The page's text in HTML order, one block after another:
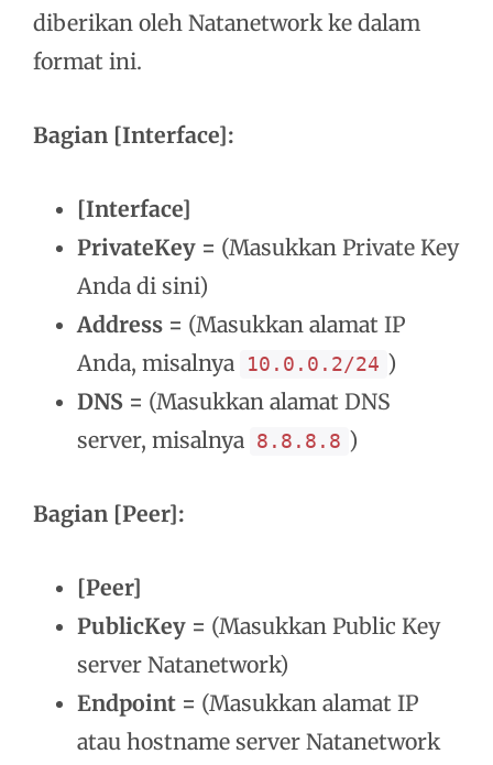
diberikan oleh Natanetwork ke dalam
format ini.
Bagian [Interface]:
[Interface]
PrivateKey = (Masukkan Private Key
Anda di sini)
Address = (Masukkan alamat IP
Anda, misalnya
10.0.0.2/24 )
DNS = (Masukkan alamat DNS
server, misalnya
8.8.8.8 )
Bagian [Peer]:
[Peer]
PublicKey = (Masukkan Public Key
server Natanetwork)
Endpoint = (Masukkan alamat IP
atau hostname server Natanetwork